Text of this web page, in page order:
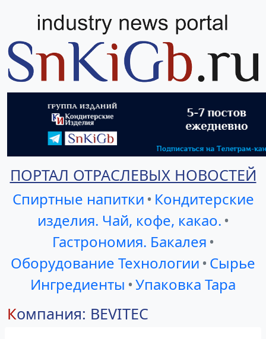
ПОРТАЛ ОТРАСЛЕВЫХ НОВОСТЕЙ
Спиртные напитки • Кондитерские
изделия. Чай, кофе, какао. •
Гастрономия. Бакалея •
Оборудование Технологии • Сырье
Ингредиенты •Упаковка Тара
Компания: BEVITEC